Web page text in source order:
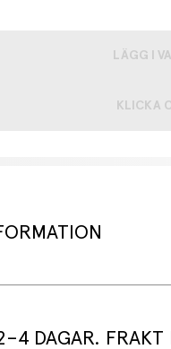
LÄGG I
KLICKA
DAGAR. FRAKT